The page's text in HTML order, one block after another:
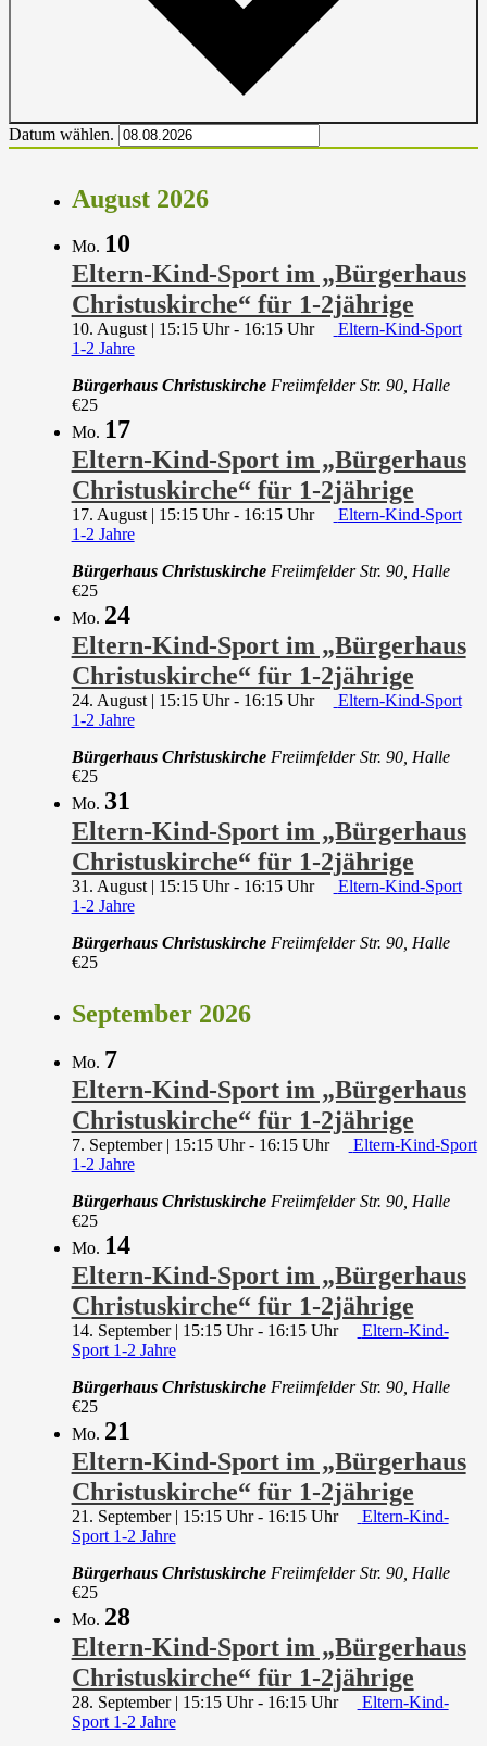
Datum wählen.
August 2026
Mo. 10
Eltern-Kind-Sport im „Bürgerhaus
Christuskirche“ für 1-2jährige
10. August | 15:15 Uhr- 16:15 Uhr
Eltern-Kind-Sport
1-2 Jahre
Bürgerhaus Christuskirche Freiimfelder Str. 90, Halle
€25
Mo. 17
Eltern-Kind-Sport im „Bürgerhaus
Christuskirche“ für 1-2jährige
17. August | 15:15 Uhr- 16:15 Uhr
Eltern-Kind-Sport
1-2 Jahre
Bürgerhaus Christuskirche Freiimfelder Str. 90, Halle
€25
Mo. 24
Eltern-Kind-Sport im „Bürgerhaus
Christuskirche“ für 1-2jährige
24. August | 15:15 Uhr- 16:15 Uhr
Eltern-Kind-Sport
1-2 Jahre
Bürgerhaus Christuskirche Freiimfelder Str. 90, Halle
€25
Mo. 31
Eltern-Kind-Sport im „Bürgerhaus
Christuskirche“ für 1-2jährige
31. August | 15:15 Uhr- 16:15 Uhr
Eltern-Kind-Sport
1-2 Jahre
Bürgerhaus Christuskirche Freiimfelder Str. 90, Halle
€25
September 2026
Mo. 7
Eltern-Kind-Sport im „Bürgerhaus
Christuskirche“ für 1-2jährige
7. September | 15:15 Uhr- 16:15 Uhr
Eltern-Kind-Sport
1-2 Jahre
Bürgerhaus Christuskirche Freiimfelder Str. 90, Halle
€25
Mo. 14
Eltern-Kind-Sport im „Bürgerhaus
Christuskirche“ für 1-2jährige
14. September | 15:15 Uhr- 16:15 Uhr
Eltern-Kind-
Sport 1-2 Jahre
Bürgerhaus Christuskirche Freiimfelder Str. 90, Halle
€25
Mo. 21
Eltern-Kind-Sport im „Bürgerhaus
Christuskirche“ für 1-2jährige
21. September | 15:15 Uhr- 16:15 Uhr
Eltern-Kind-
Sport 1-2 Jahre
Bürgerhaus Christuskirche Freiimfelder Str. 90, Halle
€25
Mo. 28
Eltern-Kind-Sport im „Bürgerhaus
Christuskirche“ für 1-2jährige
28. September | 15:15 Uhr- 16:15 Uhr
Eltern-Kind-
Sport 1-2 Jahre